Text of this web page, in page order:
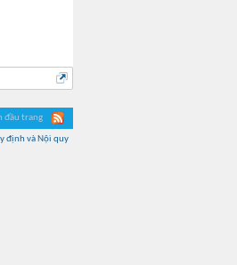
đầu trang
định và Nội quy